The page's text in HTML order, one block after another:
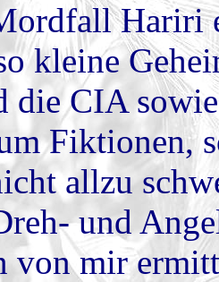
Hariri
kleine
die CIA
Fiktionen,
allzu
und
von mir